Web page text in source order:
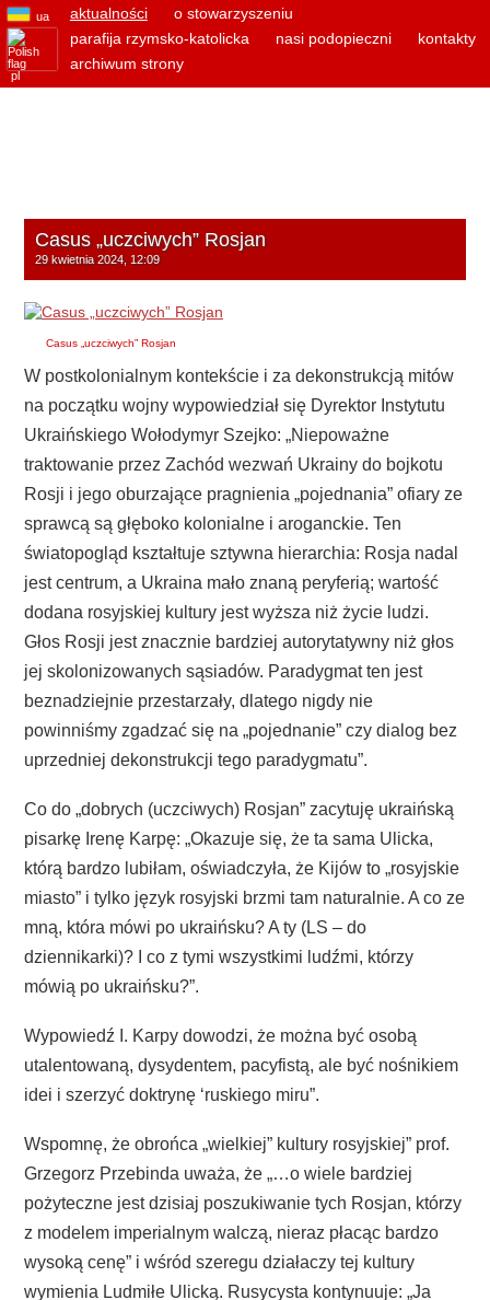
ua
pl
aktualności
o stowarzyszeniu
parafija rzymsko-katolicka
nasi podopieczni
kontakty
archiwum strony
Casus „uczciwych” Rosjan
29 kwietnia 2024, 12:09
Casus „uczciwych” Rosjan
W postkolonialnym kontekście i za dekonstrukcją mitów
na początku wojny wypowiedział się Dyrektor Instytutu
Ukraińskiego Wołodymyr Szejko: „Niepoważne
traktowanie przez Zachód wezwań Ukrainy do bojkotu
Rosji i jego oburzające pragnienia „pojednania” ofiary ze
sprawcą są głęboko kolonialne i aroganckie. Ten
światopogląd kształtuje sztywna hierarchia: Rosja nadal
jest centrum, a Ukraina mało znaną peryferią; wartość
dodana rosyjskiej kultury jest wyższa niż życie ludzi.
Głos Rosji jest znacznie bardziej autorytatywny niż głos
jej skolonizowanych sąsiadów. Paradygmat ten jest
beznadziejnie przestarzały, dlatego nigdy nie
powinniśmy zgadzać się na „pojednanie” czy dialog bez
uprzedniej dekonstrukcji tego paradygmatu”.
Co do „dobrych (uczciwych) Rosjan” zacytuję ukraińską
pisarkę Irenę Karpę: „Okazuje się, że ta sama Ulicka,
którą bardzo lubiłam, oświadczyła, że ​​Kijów to „rosyjskie
miasto” i tylko język rosyjski brzmi tam naturalnie. A co ze
mną, która mówi po ukraińsku? A ty (LS – do
dziennikarki)? I co z tymi wszystkimi ludźmi, którzy
mówią po ukraińsku?”.
Wypowiedź I. Karpy dowodzi, że można być osobą
utalentowaną, dysydentem, pacyfistą, ale być nośnikiem
idei i szerzyć doktrynę ‘ruskiego miru”.
Wspomnę, że obrońca „wielkiej” kultury rosyjskiej” prof.
Grzegorz Przebinda uważa, że „…o wiele bardziej
pożyteczne jest dzisiaj poszukiwanie tych Rosjan, którzy
z modelem imperialnym walczą, nieraz płacąc bardzo
wysoką cenę” i wśród szeregu działaczy tej kultury
wymienia Ludmiłe Ulicką. Rusycysta kontynuuje: „Ja